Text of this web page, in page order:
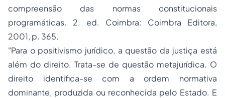
compreensão das normas constitucionais
programáticas. 2. ed. Coimbra: Coimbra Editora,
2001, p. 365.
"Para o positivismo jurídico, a questão da justiça está
além do direito. Trata-se de questão metajurídica. O
direito identifica-se com a ordem normativa
dominante, produzida ou reconhecida pelo Estado. E